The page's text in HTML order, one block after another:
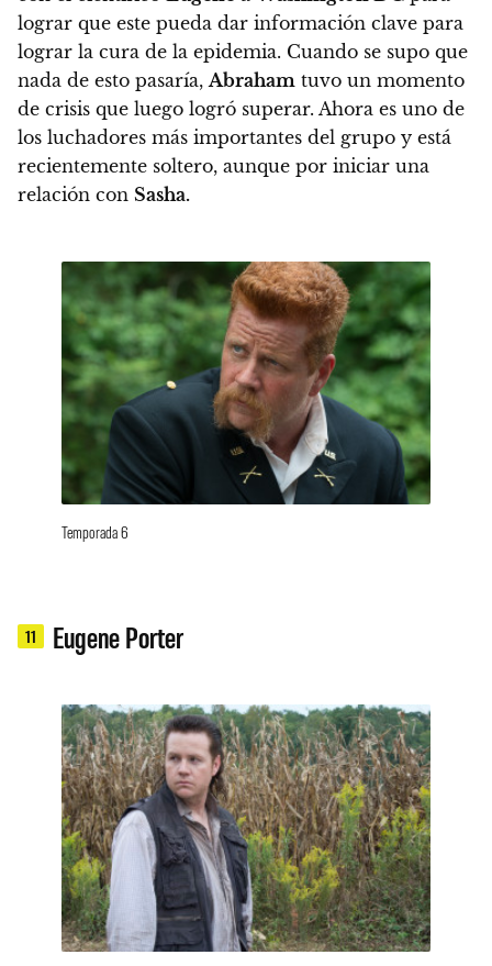
lograr que este pueda dar información clave para
lograr la cura de la epidemia. Cuando se supo que
nada de esto pasaría, Abraham tuvo un momento
de crisis que luego logró superar. Ahora es uno de
los luchadores más importantes del grupo y está
recientemente soltero, aunque por iniciar una
relación con Sasha.
Temporada 6
11 Eugene Porter